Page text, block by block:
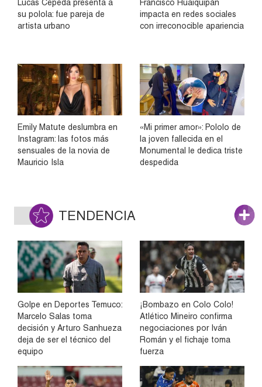
Lucas Cepeda presenta a
su polola: fue pareja de
artista urbano
Francisco Huaiquipán
impacta en redes sociales
con irreconocible apariencia
Emily Matute deslumbra en
Instagram: las fotos más
sensuales de la novia de
Mauricio Isla
«Mi primer amor»: Pololo de
la joven fallecida en el
Monumental le dedica triste
despedida
TENDENCIA
Golpe en Deportes Temuco:
Marcelo Salas toma
decisión y Arturo Sanhueza
deja de ser el técnico del
equipo
¡Bombazo en Colo Colo!
Atlético Mineiro confirma
negociaciones por Iván
Román y el fichaje toma
fuerza